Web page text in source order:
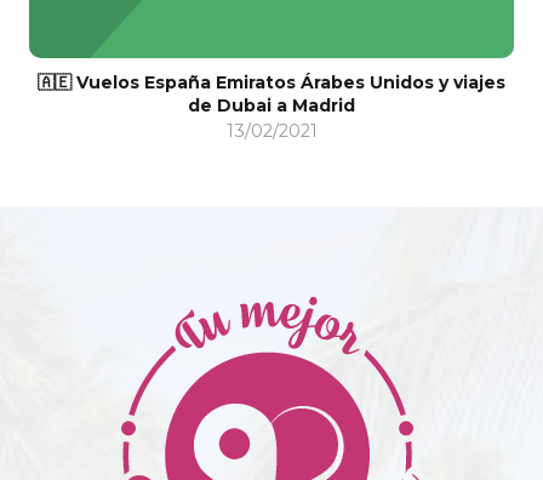
🇦🇪 Vuelos España Emiratos Árabes Unidos y viajes
de Dubai a Madrid
13/02/2021